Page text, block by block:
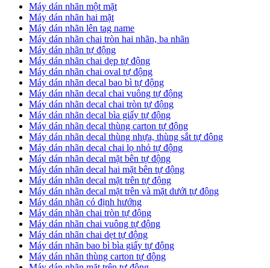
Máy dán nhãn một mặt
Máy dán nhãn hai mặt
Máy dán nhãn lên tag name
Máy dán nhãn chai tròn hai nhãn, ba nhãn
Máy dán nhãn tự động
Máy dán nhãn chai dẹp tự động
Máy dán nhãn chai oval tự động
Máy dán nhãn decal bao bì tự động
Máy dán nhãn decal chai vuông tự động
Máy dán nhãn decal chai tròn tự động
Máy dán nhãn decal bìa giấy tự động
Máy dán nhãn decal thùng carton tự động
Máy dán nhãn decal thùng nhựa, thùng sắt tự động
Máy dán nhãn decal chai lọ nhỏ tự động
Máy dán nhãn decal mặt bên tự động
Máy dán nhãn decal hai mặt bên tự động
Máy dán nhãn decal mặt trên tự động
Máy dán nhãn decal mặt trên và mặt dưới tự động
Máy dán nhãn có định hướng
Máy dán nhãn chai tròn tự động
​Máy dán nhãn chai vuông tự động
​Máy dán nhãn chai dẹt tự động
​Máy dán nhãn bao bì bìa giấy tự động
Máy dán nhãn thùng carton tự động